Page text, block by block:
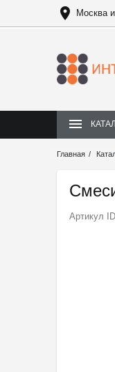
Москва
Главная
Артикул